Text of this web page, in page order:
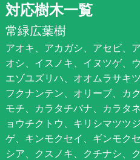
対応樹木一覧
常緑広葉樹
アオキ、アカガシ、アセビ、
オシ、イスノキ、イヌツゲ、
エゾユズリハ、オオムラサキ
フクナンテン、オリーブ、カ
モチ、カラタチバナ、カラタ
ョウチクトウ、キリシマツツ
ゲ、キンモクセイ、ギンモク
シア、クスノキ、クチナシ、